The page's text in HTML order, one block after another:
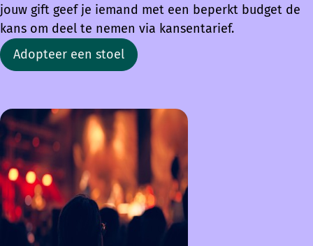
jouw gift geef je iemand met een beperkt budget de
kans om deel te nemen via kansentarief.
Adopteer een stoel